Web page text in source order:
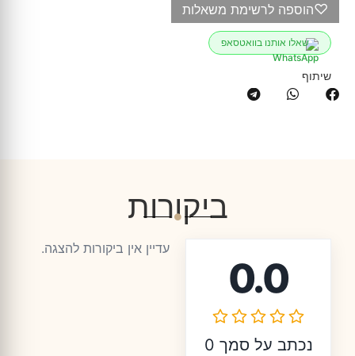
♡הוספה לרשימת משאלות
שאלו אותנו בוואטסאפ
שיתוף
ביקורות
0.0
נכתב על סמך 0
עדיין אין ביקורות להצגה.